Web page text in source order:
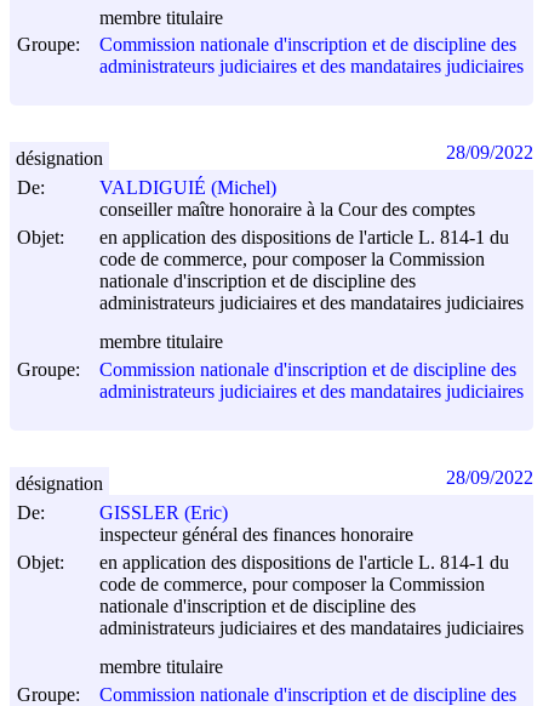
membre titulaire
Groupe:
Commission nationale d'inscription et de discipline des
administrateurs judiciaires et des mandataires judiciaires
De:
VALDIGUIÉ (Michel)
conseiller maître honoraire à la Cour des comptes
Objet:
en application des dispositions de l'article L. 814-1 du
code de commerce, pour composer la Commission
nationale d'inscription et de discipline des
administrateurs judiciaires et des mandataires judiciaires
membre titulaire
Groupe:
Commission nationale d'inscription et de discipline des
administrateurs judiciaires et des mandataires judiciaires
désignation 28/09/2022
De:
GISSLER (Eric)
inspecteur général des finances honoraire
Objet:
en application des dispositions de l'article L. 814-1 du
code de commerce, pour composer la Commission
nationale d'inscription et de discipline des
administrateurs judiciaires et des mandataires judiciaires
membre titulaire
Groupe:
Commission nationale d'inscription et de discipline des
désignation 28/09/2022